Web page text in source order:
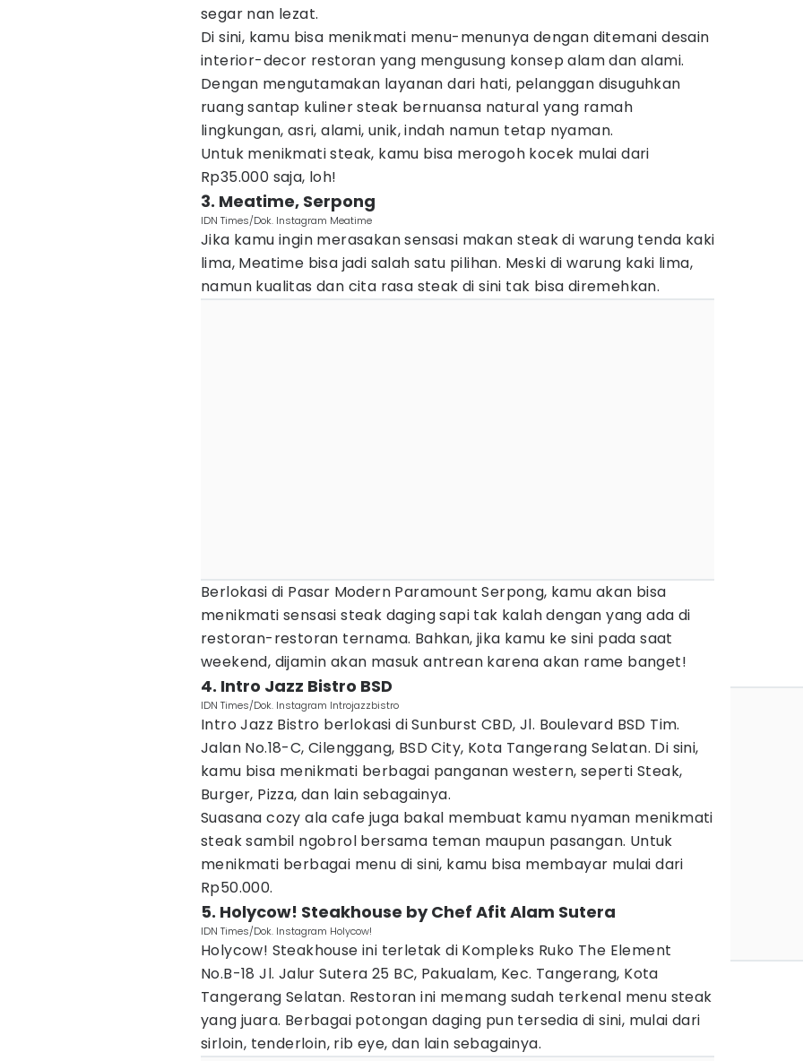
segar nan lezat.
Di sini, kamu bisa menikmati menu-menunya dengan ditemani desain
interior-decor restoran yang mengusung konsep alam dan alami.
Dengan mengutamakan layanan dari hati, pelanggan disuguhkan
ruang santap kuliner steak bernuansa natural yang ramah
lingkungan, asri, alami, unik, indah namun tetap nyaman.
Untuk menikmati steak, kamu bisa merogoh kocek mulai dari
Rp35.000 saja, loh!
3. Meatime, Serpong
IDN Times/Dok. Instagram Meatime
Jika kamu ingin merasakan sensasi makan steak di warung tenda kaki
lima, Meatime bisa jadi salah satu pilihan. Meski di warung kaki lima,
namun kualitas dan cita rasa steak di sini tak bisa diremehkan.
Berlokasi di Pasar Modern Paramount Serpong, kamu akan bisa
menikmati sensasi steak daging sapi tak kalah dengan yang ada di
restoran-restoran ternama. Bahkan, jika kamu ke sini pada saat
weekend, dijamin akan masuk antrean karena akan rame banget!
4. Intro Jazz Bistro BSD
IDN Times/Dok. Instagram Introjazzbistro
Intro Jazz Bistro berlokasi di Sunburst CBD, Jl. Boulevard BSD Tim.
Jalan No.18-C, Cilenggang, BSD City, Kota Tangerang Selatan. Di sini,
kamu bisa menikmati berbagai panganan western, seperti Steak,
Burger, Pizza, dan lain sebagainya.
Suasana cozy ala cafe juga bakal membuat kamu nyaman menikmati
steak sambil ngobrol bersama teman maupun pasangan. Untuk
menikmati berbagai menu di sini, kamu bisa membayar mulai dari
Rp50.000.
5. Holycow! Steakhouse by Chef Afit Alam Sutera
IDN Times/Dok. Instagram Holycow!
Holycow! Steakhouse ini terletak di Kompleks Ruko The Element
No.B-18 Jl. Jalur Sutera 25 BC, Pakualam, Kec. Tangerang, Kota
Tangerang Selatan. Restoran ini memang sudah terkenal menu steak
yang juara. Berbagai potongan daging pun tersedia di sini, mulai dari
sirloin, tenderloin, rib eye, dan lain sebagainya.